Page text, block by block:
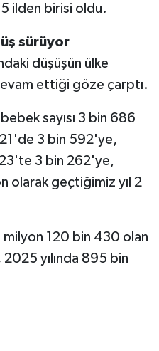
5 ilden birisi oldu.
sürüyor
düşüşün ülke
ettiği göze çarptı.
sayısı 3 bin 686
3 bin 592'ye,
3 bin 262'ye,
olarak geçtiğimiz yıl 2
120 bin 430 olan
2025 yılında 895 bin